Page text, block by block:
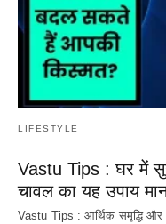
LIFESTYLE
Vastu Tips : घर में
चावल का यह उपाय
Vastu Tips : आर्थिक समृद्धि